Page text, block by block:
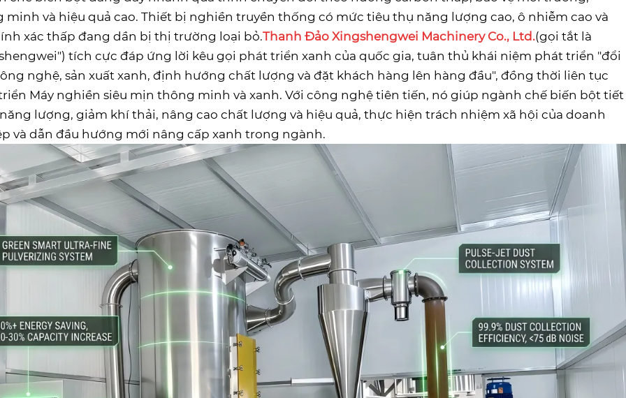
minh và hiệu quả cao. Thiết bị nghiền truyền thống có mức tiêu thụ năng lượng cao, ô nhiễm cao và
xác thấp đang dần bị thị trường loại bỏ.Thanh Đảo Xingshengwei Machinery Co., Ltd.(gọi tắt là
tích cực đáp ứng lời kêu gọi phát triển xanh của quốc gia, tuân thủ khái niệm phát triển "đổi
nghệ, sản xuất xanh, định hướng chất lượng và đặt khách hàng lên hàng đầu", đồng thời liên tục
Máy nghiền siêu mịn thông minh và xanh. Với công nghệ tiên tiến, nó giúp ngành chế biến bột tiết
lượng, giảm khí thải, nâng cao chất lượng và hiệu quả, thực hiện trách nhiệm xã hội của doanh
và dẫn đầu hướng mới nâng cấp xanh trong ngành.